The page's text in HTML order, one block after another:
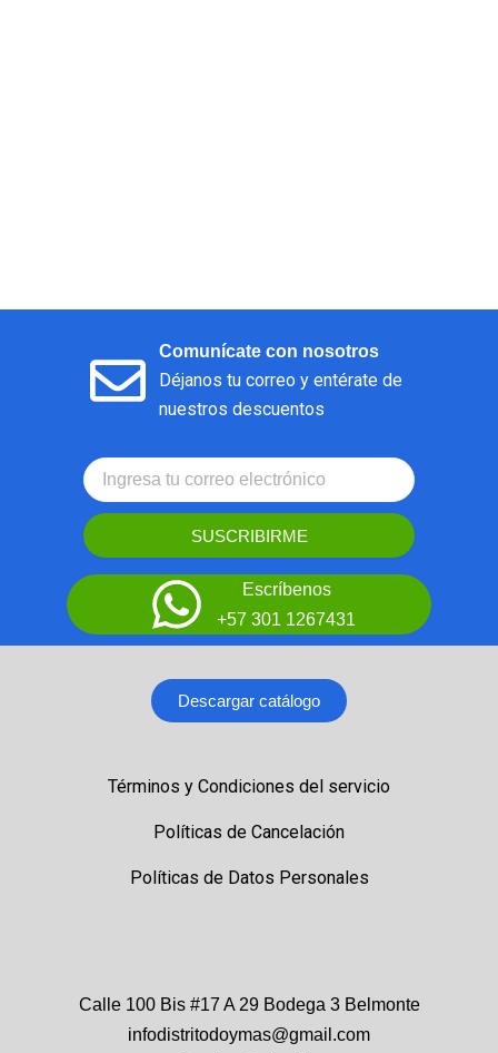
Comunícate con nosotros
Déjanos tu correo y entérate de
nuestros descuentos
SUSCRIBIRME
Escríbenos
+57 301 1267431
Descargar catálogo
Términos y Condiciones del servicio
Políticas de Cancelación
Políticas de Datos Personales
Calle 100 Bis #17 A 29 Bodega 3 Belmonte
infodistritodoymas@gmail.com